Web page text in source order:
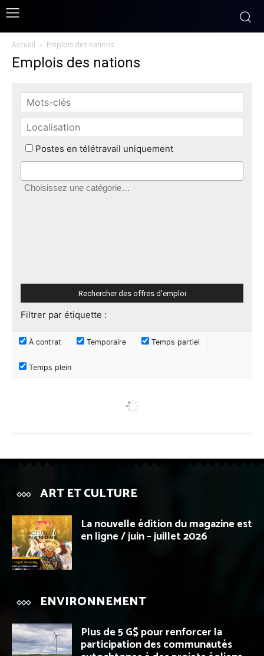
Accueil Emplois des nations
Emplois des nations
Postes en télétravail uniquement
Filtrer par étiquette :
À contrat Temporaire Temps partiel
Temps plein
ART ET CULTURE
La nouvelle édition du magazine est
en ligne / juin – juillet 2026
ENVIRONNEMENT
Plus de 5 G$ pour renforcer la
participation des communautés